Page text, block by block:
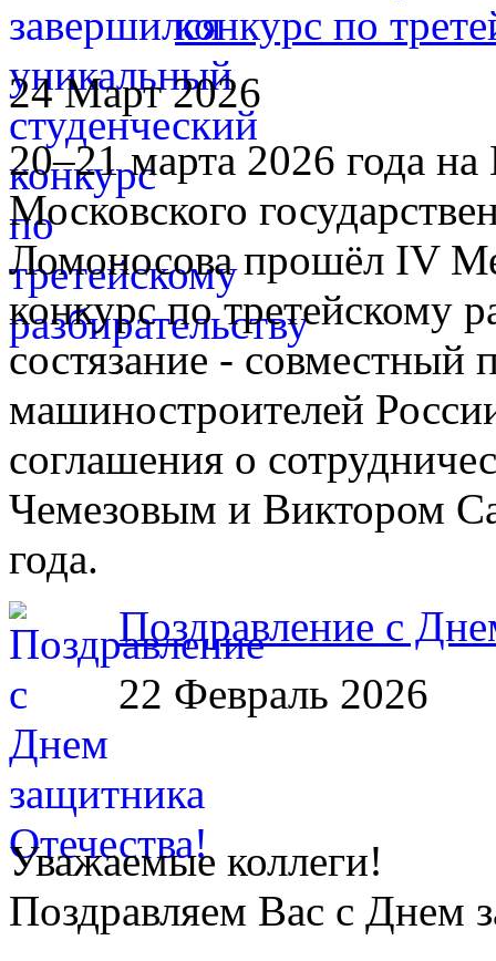
конкурс по
24 Март 2026
20–21 марта 2026 года
Московского
Ломоносова прошёл IV
конкурс по третейскому
состязание - совместный
машиностроителей
соглашения о
Чемезовым и Виктором
года.
Поздравление с
22 Февраль 2026
Уважаемые коллеги!
Поздравляем Вас с Днем